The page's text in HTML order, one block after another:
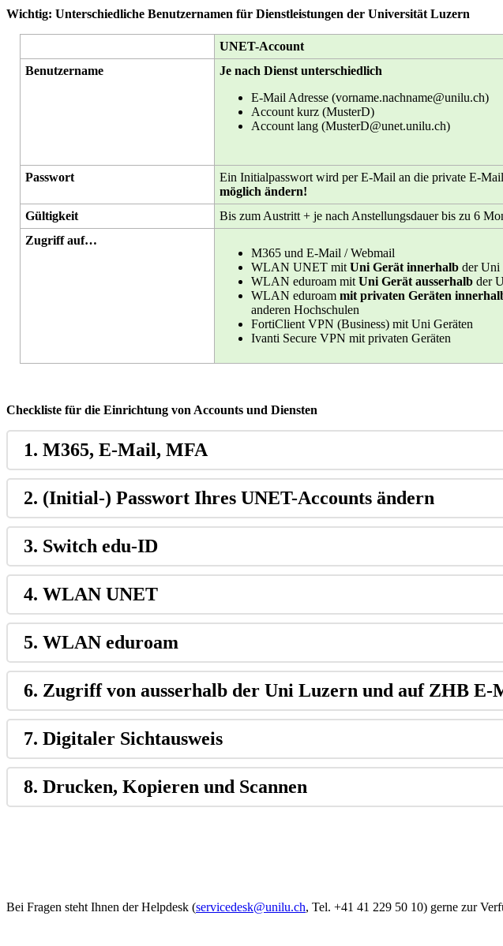
Wichtig: Unterschiedliche Benutzernamen für Dienstleistungen der Universität Luzern
UNET-Account
Benutzername
Je nach Dienst unterschiedlich
E-Mail Adresse (vorname.nachname@unilu.ch)
Account kurz (MusterD)
Account lang (MusterD@unet.unilu.ch)
Passwort Ein Initialpasswort wird per E-Mail an die private E-
möglich ändern!
Gültigkeit Bis zum Austritt + je nach Anstellungsdauer bis zu 6
Zugriff auf…
M365 und E-Mail / Webmail
WLAN UNET mitUni Gerät innerhalb der Uni
WLAN eduroam mitUni Gerät ausserhalb der
WLAN eduroammit privaten Geräten
anderen Hochschulen
FortiClient VPN (Business) mit Uni Geräten
Ivanti Secure VPN mit privaten Geräten
Checkliste für die Einrichtung von Accounts und Diensten
1. M365, E-Mail, MFA
2. (Initial-) Passwort Ihres UNET-Accounts ändern
3. Switch edu-ID
4. WLAN UNET
5. WLAN eduroam
6. Zugriff von ausserhalb der Uni Luzern und auf ZHB E-
7. Digitaler Sichtausweis
8. Drucken, Kopieren und Scannen
Bei Fragen steht Ihnen der Helpdesk (servicedesk@unilu.ch, Tel. +41 41 229 50 10) gerne zur